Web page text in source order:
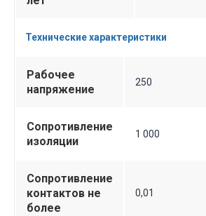
Технические характеристики
Рабочее
напряжение
250
Сопротивление
изоляции
1 000
Сопротивление
контактов не
более
0,01